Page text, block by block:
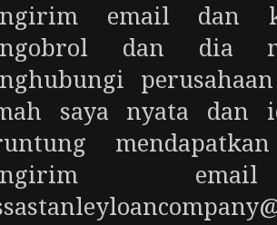
email dan
dan dia
saya nyata dan